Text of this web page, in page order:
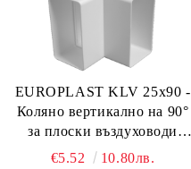
EUROPLAST KLV 25x90 -
Коляно вертикално на 90°
за плоски въздуховоди
220x55 mm
€5.52 10.80лв.